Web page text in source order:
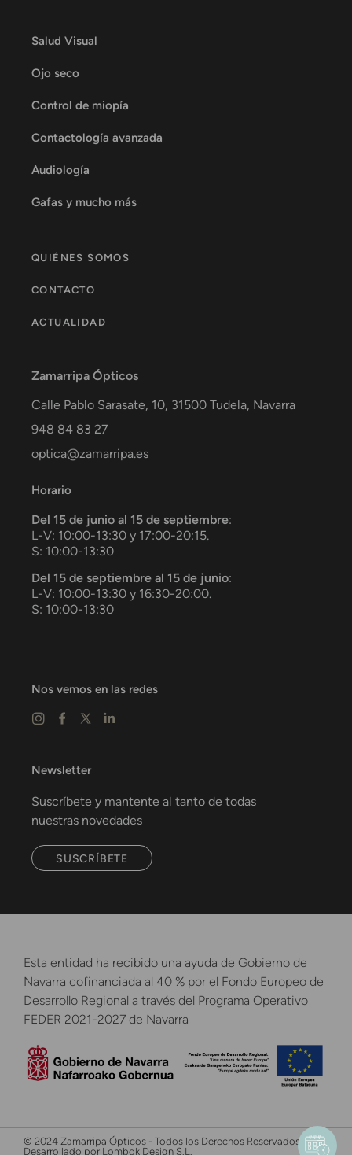
Salud Visual
Ojo seco
Control de miopía
Contactología avanzada
Audiología
Gafas y mucho más
QUIÉNES SOMOS
CONTACTO
ACTUALIDAD
Zamarripa Ópticos
Calle Pablo Sarasate, 10, 31500 Tudela, Navarra
948 84 83 27
optica@zamarripa.es
Horario
Del 15 de junio al 15 de septiembre:
L-V: 10:00-13:30 y 17:00-20:15.
S: 10:00-13:30
Del 15 de septiembre al 15 de junio:
L-V: 10:00-13:30 y 16:30-20:00.
S: 10:00-13:30
Nos vemos en las redes
Newsletter
Suscríbete y mantente al tanto de todas
nuestras novedades
SUSCRÍBETE
Esta entidad ha recibido una ayuda de Gobierno de
Navarra cofinanciada al 40 % por el Fondo Europeo de
Desarrollo Regional a través del Programa Operativo
FEDER 2021-2027 de Navarra
© 2024 Zamarripa Ópticos - Todos los Derechos Reservados -
Desarrollado por Lombok Design S.L.